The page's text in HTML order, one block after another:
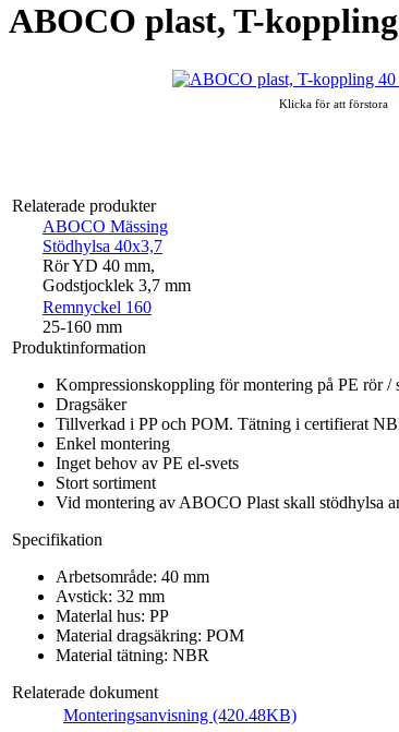
ABOCO plast, T-
Klicka för att förstora
Relaterade produkter
ABOCO Mässing
Stödhylsa 40x3,7
Rör YD 40 mm,
Godstjocklek 3,7 mm
Remnyckel 160
25-160 mm
Produktinformation
Kompressionskoppling för montering på PE rör /
Dragsäker
Tillverkad i PP och POM. Tätning i certifierat
Enkel montering
Inget behov av PE el-svets
Stort sortiment
Vid montering av ABOCO Plast skall stödhylsa
Specifikation
Arbetsområde: 40 mm
Avstick: 32 mm
Materlal hus: PP
Material dragsäkring: POM
Material tätning: NBR
Relaterade dokument
Monteringsanvisning (420.48KB)